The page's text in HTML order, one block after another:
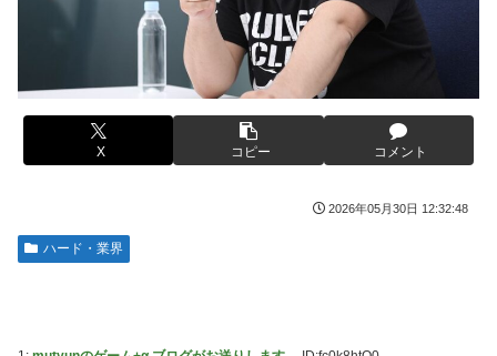
う姑。爆発寸前の私が他の客の前で「一世一代の勇気」を振
り絞り決行した前代未聞の返り討ちがこちら←身体を張った
捨て身の反撃すぎる
【ToLOVEる】ユニクリ「籾岡里紗 ダークネスver.」フィギ
ュア【再販予約開始】
【悲報】女「丸亀製麺美味しかったね」俺「また来ようよ」
たんだが俺悪くないよな？？？？？？？？
【驚愕】ユーチューバー「撮影で使うから、この高級時計も
車もぜ～んぶ経費でタダ！ｗ」←まさかコレ本気にしてる奴
あったんやコレw w w w w w w w w
【速報】"見せブラ"女神、現る♡♡♡♡
【画像】旅人女子「夜景を撮りたかっただけなのに、故郷の
村が燃やされたみたいになった」←26万ｲｲﾈｗｗｗｗ
メディア「Switch2、499ドルでも安い800ドル超えるか
も。PS5は直近での値上げ可能性低い」
【動画】R2-D2の絶叫からしか得られない栄養があるｗｗｗ
ｗ
X コピー コメント
2026年05月30日 12:32:48
ハード・業界